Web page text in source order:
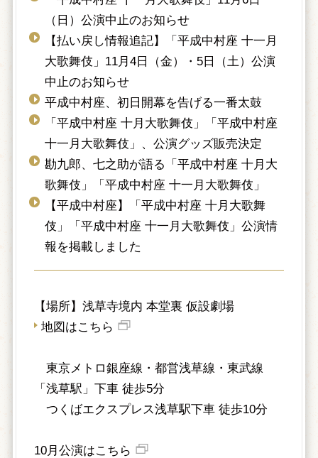
（日）公演中止のお知らせ
【払い戻し情報追記】「平成中村座 十一月
大歌舞伎」11月4日（金）・5日（土）公演
中止のお知らせ
平成中村座、初日開幕を告げる一番太鼓
「平成中村座 十月大歌舞伎」「平成中村座
十一月大歌舞伎」、公演グッズ販売決定
勘九郎、七之助が語る「平成中村座 十月大
歌舞伎」「平成中村座 十一月大歌舞伎」
【平成中村座】「平成中村座 十月大歌舞
伎」「平成中村座 十一月大歌舞伎」公演情
報を掲載しました
【場所】浅草寺境内 本堂裏 仮設劇場
地図はこちら
東京メトロ銀座線・都営浅草線・東武線
「浅草駅」下車 徒歩5分
つくばエクスプレス浅草駅下車 徒歩10分
10月公演はこちら